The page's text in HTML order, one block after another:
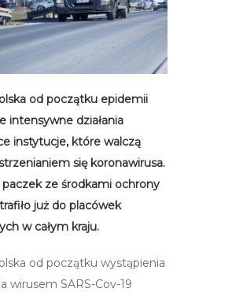
od początku epidemii
intensywne działania
instytucje, które walczą
się koronawirusa.
paczek ze środkami ochrony
już do placówek
w całym kraju.
od początku wystąpienia
wirusem SARS-Cov-19